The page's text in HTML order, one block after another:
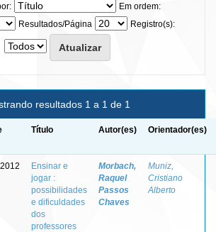
Em ordem:
Resultados/Página
Registro(s):
resultados 1 a 1 de 1
Título Autor(es) Orientador(es)
Ensinar e
jogar :
possibilidades
e dificuldades
dos
professores
Morbach,
Raquel
Passos
Chaves
Muniz,
Cristiano
Alberto